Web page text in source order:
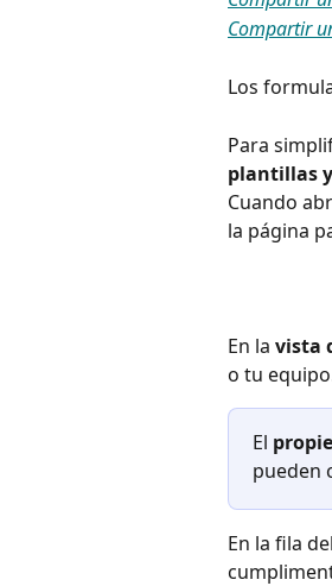
Compartir
Los
Para
plantillas
Cuando
la página
En la vista
o tu
El
pueden
En la fila